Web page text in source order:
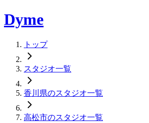
Dyme
トップ
スタジオ一覧
香川県のスタジオ一覧
高松市のスタジオ一覧